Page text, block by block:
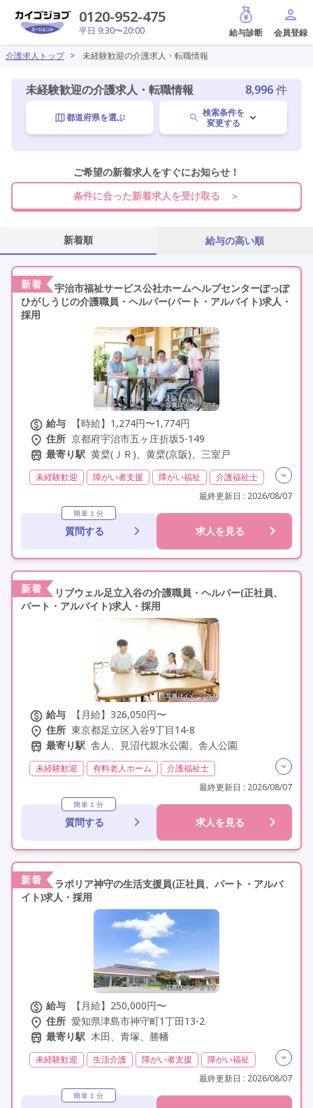
0120-952-475
平日 9:30〜20:00
給与診断
介護求人トップ > 未経験歓迎の介護求人・転職情報
未経験歓迎の介護求人・転職情報 8,996件
都道府県を選ぶ
検索条件を
変更する
職種を選ぶ
施設形態を選ぶ
未経験歓迎
ご希望の新着求人をすぐにお知らせ！
条件に合った新着求人を受け取る ＞
新着順 給与の高い順
新着
宇治市福祉サービス公社ホームヘルプセンターぽっぽ
ひがしうじの介護職員・ヘルパー(パート・アルバイト)求人・
採用
給与
【時給】1,274円〜1,774円
住所 京都府宇治市五ヶ庄折坂5-149
最寄り駅 黄檗(ＪＲ)、黄檗(京阪)、三室戸
未経験歓迎 障がい者支援 障がい福祉
介護福祉士
初任者研修(ヘルパー2級)
非常勤 駅近
最終更新日 : 2026/08/07
簡単１分
質問する 求人を見る
新着
リブウェル足立入谷の介護職員・ヘルパー(正社員、
パート・アルバイト)求人・採用
給与
【月給】326,050円〜
住所 東京都足立区入谷9丁目14-8
最寄り駅 舎人、見沼代親水公園、舎人公園
未経験歓迎 有料老人ホーム
介護福祉士
初任者研修(ヘルパー2級)
残業月20時間以内 残業ほぼなし
常勤
オープン3年以内 社会保険完備
交通費支給
定年65歳以上
車通勤可
資格取得支援
最終更新日 : 2026/08/07
簡単１分
質問する 求人を見る
新着
ラポリア神守の生活支援員(正社員、パート・アルバ
イト)求人・採用
給与
【月給】250,000円〜
住所 愛知県津島市神守町1丁田13-2
最寄り駅 木田、青塚、勝幡
未経験歓迎 生活介護 障がい者支援
障がい福祉
初任者研修(ヘルパー2級)
その他
日勤のみ
最終更新日 : 2026/08/07
簡単１分